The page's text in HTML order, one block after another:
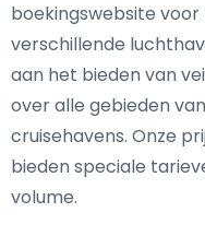
boekingswebsite
verschillende
aan het bieden van
over alle gebieden
cruisehavens. Onze
bieden speciale
volume.